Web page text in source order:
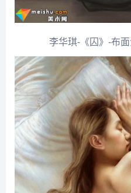
李华琪-《囚》-布